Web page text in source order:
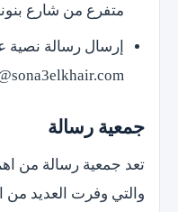
متفرع من شارع
إرسال رسالة نصية
جمعية رسالة
تعد جمعية رسالة من
والتي وفرت العديد من